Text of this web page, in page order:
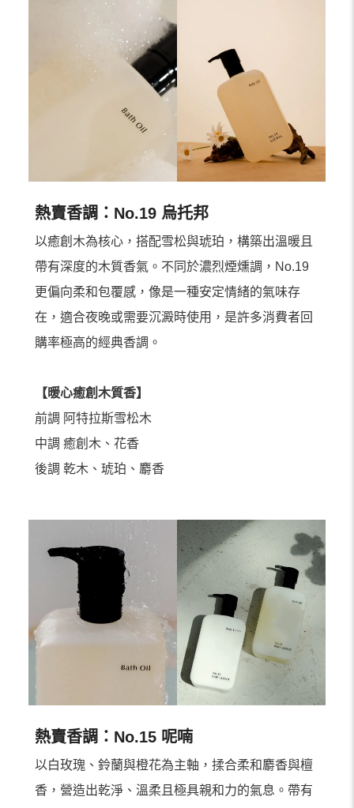
熱賣香調：No.19 烏托邦
以癒創木為核心，搭配雪松與琥珀，構築出溫暖且
帶有深度的木質香氣。不同於濃烈煙燻調，No.19
更偏向柔和包覆感，像是一種安定情緒的氣味存
在，適合夜晚或需要沉澱時使用，是許多消費者回
購率極高的經典香調。
【暖⼼癒創⽊質⾹】
前調 阿特拉斯雪松⽊
中調 癒創⽊、花⾹
後調 乾⽊、琥珀、麝⾹
熱賣香調：No.15 呢喃
以白玫瑰、鈴蘭與橙花為主軸，揉合柔和麝香與檀
香，營造出乾淨、溫柔且極具親和力的氣息。帶有